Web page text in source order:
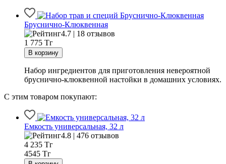
Бруснично-Клюквенная
4.7 | 18 отзывов
1 775 Тг
Набор ингредиентов для приготовления невероятной
бруснично-клюквенной настойки в домашних условиях.
С этим товаром покупают:
Емкость универсальная, 32 л
4.8 | 476 отзывов
4 235 Тг
4545 Тг